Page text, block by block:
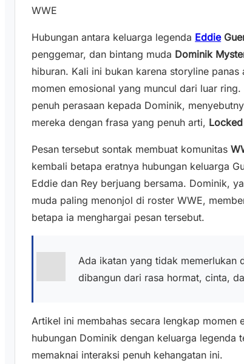
WWE
Hubungan antara keluarga legenda Eddie
penggemar, dan bintang muda Dominik
hiburan. Kali ini bukan karena storyline
momen emosional yang muncul dari luar
penuh perasaan kepada Dominik,
mereka dengan frasa yang penuh arti,
Pesan tersebut sontak membuat komunitas
kembali betapa eratnya hubungan keluarga
Eddie dan Rey berjuang bersama. Dominik,
muda paling menonjol di roster WWE,
betapa ia menghargai pesan tersebut.
Ada ikatan yang tidak memerlukan
dibangun dari rasa hormat, cinta,
Artikel ini membahas secara lengkap momen
hubungan Dominik dengan keluarga legenda
memaknai interaksi penuh kehangatan ini.